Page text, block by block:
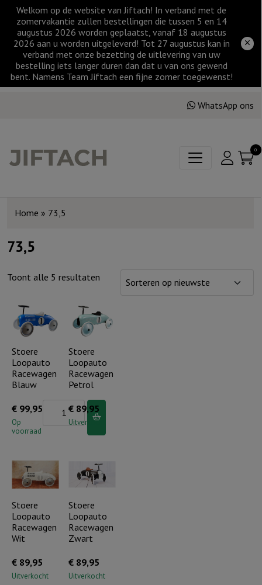
Welkom op de website van Jiftach! In verband met de
zomervakantie zullen bestellingen die tussen 5 en 14
augustus 2026 worden geplaatst, vanaf 18 augustus
2026 aan u worden uitgeleverd! Tot 27 augustus kan in
verband met onze bezetting de uitlevering van uw
bestelling iets langer duren dan dat u van ons gewend
bent. Namens Team Jiftach een fijne zomer toegewenst!
WhatsApp ons
0
Home » 73,5
73,5
Toont alle 5 resultaten
Stoere
Loopauto
Racewagen
Blauw
€ 99,95
Op
voorraad
Loopauto
Stoere
Loopauto
Racewagen
Petrol
€ 89,95
Uitverkocht
Stoere
Loopauto
Racewagen
Wit
€ 89,95
Uitverkocht
Stoere
Loopauto
Racewagen
Zwart
€ 89,95
Uitverkocht